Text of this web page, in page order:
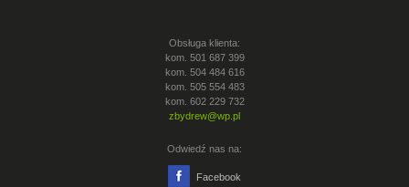
Obsługa klienta:
kom. 501 687 399
kom. 504 484 616
kom. 505 554 483
kom. 602 229 732
zbydrew@wp.pl
Odwiedź nas na:
Facebook